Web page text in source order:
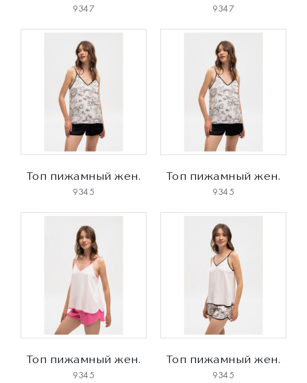
9347 9347
Топ пижамный жен.
9345
Топ пижамный жен.
9345
Топ пижамный жен.
9345
Топ пижамный жен.
9345